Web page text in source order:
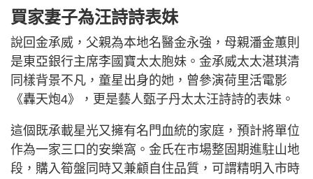
買家妻子為汪詩詩表妹
說回金承威，父親為本地名醫金永強，母親潘金蕙則
是東亞銀行主席李國寶太太胞妹。金承威太太湛琪清
同樣背景不凡，童星出身的她，曾參演荷里活電影
《轟天炮4》，更是藝人甄子丹太太汪詩詩的表妹。
這個既承載星光又擁有名門血統的家庭，預計將單位
作為一家三口的安樂窩。金氏在市場整固期進駐山地
段，購入筍盤同時又兼顧自住品質，可謂精明入市時